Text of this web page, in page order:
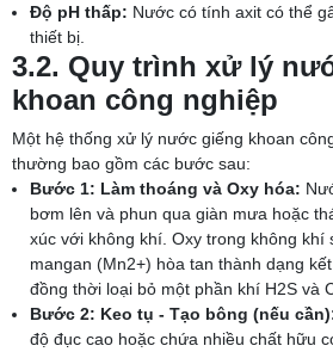
Độ pH thấp: Nước có tính axit có thể
thiết bị.
3.2. Quy trình xử lý
khoan công nghiệp
Một hệ thống xử lý nước giếng khoan
thường bao gồm các bước sau:
Bước 1: Làm thoáng và Oxy hóa:
bơm lên và phun qua giàn mưa hoặc
xúc với không khí. Oxy trong không khí
mangan (Mn2+) hòa tan thành dạng
đồng thời loại bỏ một phần khí H2S và
Bước 2: Keo tụ - Tạo bông (nếu
độ đục cao hoặc chứa nhiều chất hữu